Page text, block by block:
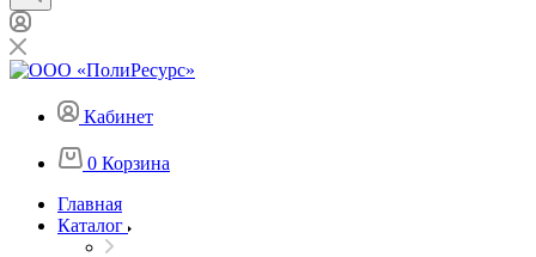
Кабинет
0 Корзина
Главная
Каталог